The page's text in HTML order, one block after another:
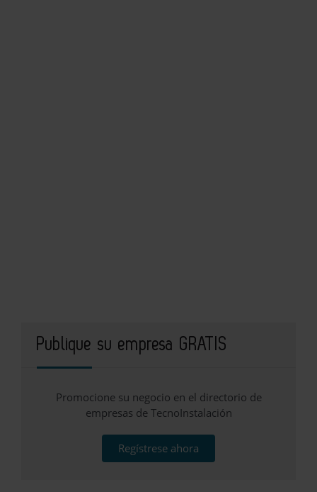
Publique su empresa GRATIS
Promocione su negocio en el directorio de
empresas de TecnoInstalación
Regístrese ahora